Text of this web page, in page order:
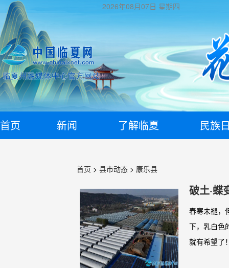
2026年08月07日 星期四
首页 新闻 了解临夏 民族
首页 > 县市动态 > 康乐县
破土·
春寒未褪，
下，乳白色
就有希望了